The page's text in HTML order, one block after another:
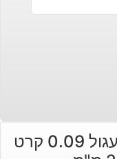
יהלום צהוב איכותי ליטוש עגול 0.09 קרט